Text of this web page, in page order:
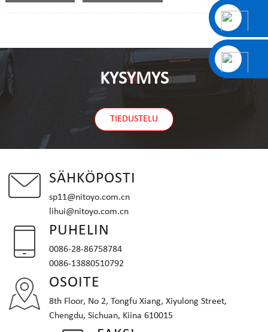
KYSYMYS
TIEDUSTELU
SÄHKÖPOSTI
sp11@nitoyo.com.cn
lihui@nitoyo.com.cn
PUHELIN
0086-28-86758784
0086-13880510792
OSOITE
8th Floor, No 2, Tongfu Xiang, Xiyulong Street,
Chengdu, Sichuan, Kiina 610015